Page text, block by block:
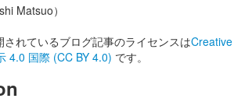
Matsuo）
されているブログ記事のライセンスはCreative
4.0 国際 (CC BY 4.0) です。